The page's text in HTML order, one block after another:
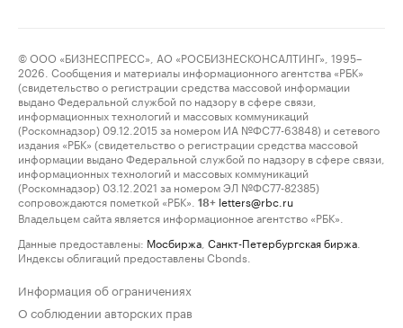
© ООО «БИЗНЕСПРЕСС», АО «РОСБИЗНЕСКОНСАЛТИНГ», 1995–
2026. Сообщения и материалы информационного агентства «РБК»
(свидетельство о регистрации средства массовой информации
выдано Федеральной службой по надзору в сфере связи,
информационных технологий и массовых коммуникаций
(Роскомнадзор) 09.12.2015 за номером ИА №ФС77-63848) и сетевого
издания «РБК» (свидетельство о регистрации средства массовой
информации выдано Федеральной службой по надзору в сфере связи,
информационных технологий и массовых коммуникаций
(Роскомнадзор) 03.12.2021 за номером ЭЛ №ФС77-82385)
сопровождаются пометкой «РБК».
18+ letters@rbc.ru
Владельцем сайта является информационное агентство «РБК».
Данные предоставлены: Мосбиржа Санкт-Петербургская биржа
Индексы облигаций предоставлены Cbonds.
Информация об ограничениях
О соблюдении авторских прав